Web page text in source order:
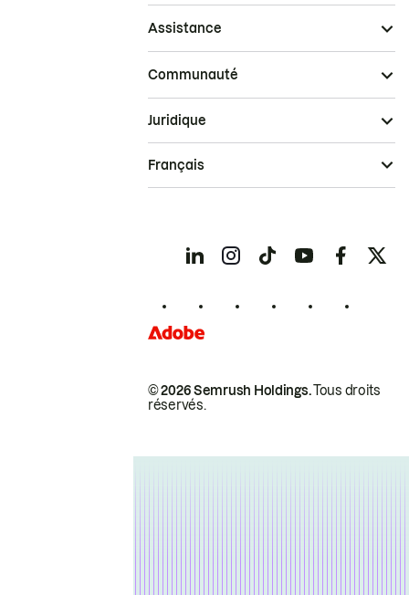
Assistance
Communauté
© 2026 Semrush Holdings.Tous droits
réservés.
Juridique
Français